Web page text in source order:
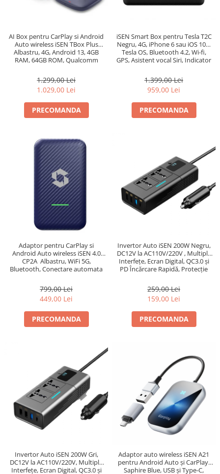
AI Box pentru CarPlay si Android
Auto wireless iSEN TBox Plus
Albastru, 4G, Android 13, 4GB
RAM, 64GB ROM, Qualcomm
1.299,00 Lei
1.029,00 Lei
PRECOMANDA
iSEN Smart Box pentru Tesla T2C
Negru, 4G, iPhone 6 sau iOS 10+,
Tesla OS, Bluetooth 4.2, Wi-fi,
GPS, Asistent vocal Siri, Indicator
1.399,00 Lei
959,00 Lei
PRECOMANDA
Adaptor pentru CarPlay si
Android Auto wireless iSEN 4.0
CP2A Albastru, WiFi 5G,
Bluetooth, Conectare automata
799,00 Lei
449,00 Lei
PRECOMANDA
Invertor Auto iSEN 200W Negru,
DC12V la AC110V/220V , Multiple
Interfețe, Ecran Digital, QC3.0 și
PD Încărcare Rapidă, Protecție
259,00 Lei
159,00 Lei
PRECOMANDA
Invertor Auto iSEN 200W Gri,
DC12V la AC110V/220V, Multiple
Interfețe, Ecran Digital, QC3.0 și
Adaptor auto wireless iSEN A21
pentru Android Auto și CarPlay,
Saphire Blue, USB și Type-C,